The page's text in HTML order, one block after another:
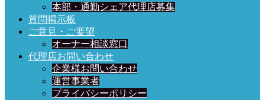
本部・通勤シェア代理店募集
質問掲示板
ご意見・ご要望
オーナー相談窓口
代理店お問い合わせ
企業様お問い合わせ
運営事業者
プライバシーポリシー